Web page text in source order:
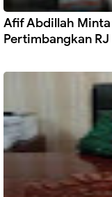
Afif Abdillah
Pertimbangkan RJ